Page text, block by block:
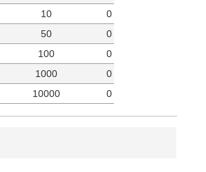
10
0
50
0
100
0
1000
0
10000
0